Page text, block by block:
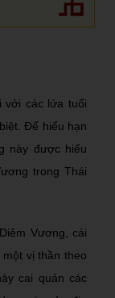
với các lứa tuổi
Để hiểu hạn
này được hiểu
trong Thái
Vương, cái
vị thần theo
cai quản các